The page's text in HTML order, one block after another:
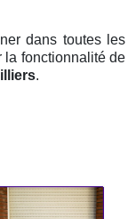
dans toutes les
la fonctionnalité de
.